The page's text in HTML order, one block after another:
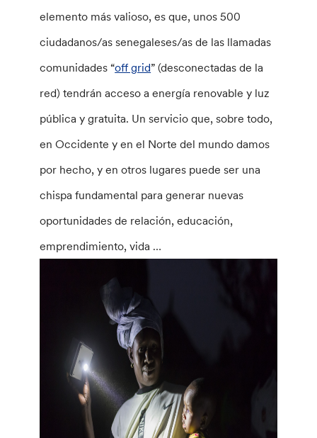
elemento más valioso, es que, unos 500
ciudadanos/as senegaleses/as de las llamadas
comunidades “off grid” (desconectadas de la
red) tendrán acceso a energía renovable y luz
pública y gratuita. Un servicio que, sobre todo,
en Occidente y en el Norte del mundo damos
por hecho, y en otros lugares puede ser una
chispa fundamental para generar nuevas
oportunidades de relación, educación,
emprendimiento, vida …